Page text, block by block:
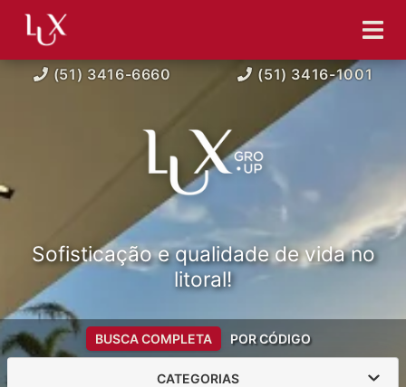
(51) 3416-6660 (51) 3416-1001
Sofisticação e qualidade de vida no
litoral!
BUSCA COMPLETA POR CÓDIGO
CATEGORIAS